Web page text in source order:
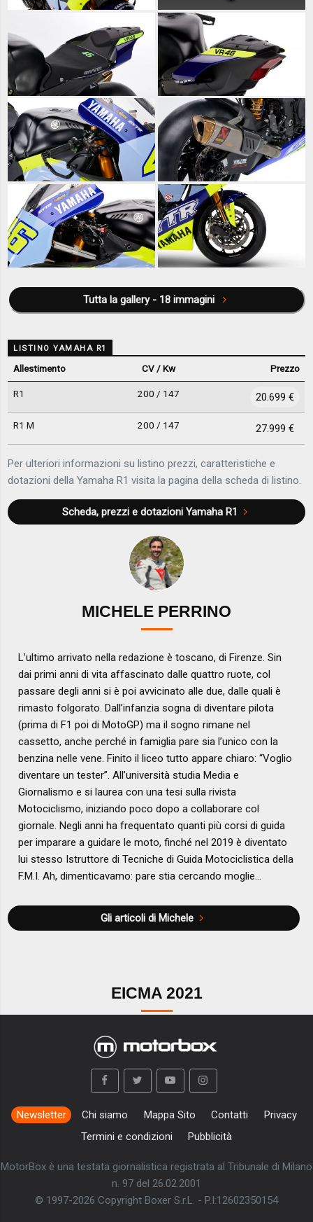
Tutta la gallery - 18 immagini
LISTINO YAMAHA R1
Allestimento CV / Kw Prezzo
R1 200 / 147 20.699 €
R1 M 200 / 147 27.999 €
Per ulteriori informazioni su listino prezzi, caratteristiche e
dotazioni della Yamaha R1 visita la pagina della scheda di listino.
Scheda, prezzi e dotazioniYamaha R1
MICHELE PERRINO
L’ultimo arrivato nella redazione è toscano, di Firenze. Sin
dai primi anni di vita affascinato dalle quattro ruote, col
passare degli anni si è poi avvicinato alle due, dalle quali è
rimasto folgorato. Dall’infanzia sogna di diventare pilota
(prima di F1 poi di MotoGP) ma il sogno rimane nel
cassetto, anche perché in famiglia pare sia l’unico con la
benzina nelle vene. Finito il liceo tutto appare chiaro: “Voglio
diventare un tester”. All’università studia Media e
Giornalismo e si laurea con una tesi sulla rivista
Motociclismo, iniziando poco dopo a collaborare col
giornale. Negli anni ha frequentato quanti più corsi di guida
per imparare a guidare le moto, finché nel 2019 è diventato
lui stesso Istruttore di Tecniche di Guida Motociclistica della
F.M.I. Ah, dimenticavamo: pare stia cercando moglie…
Gli articoli di Michele
EICMA 2021
Newsletter Chi siamo Mappa Sito Contatti
Privacy
Termini e condizioni
Pubblicità
MotorBox è una testata giornalistica registrata al Tribunale di Milano
n. 97 del 26.02.2001
© 1997-2026 Copyright Boxer S.r.L. - P.I:12602350154